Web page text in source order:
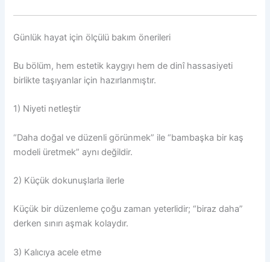
Günlük hayat için ölçülü bakım önerileri
Bu bölüm, hem estetik kaygıyı hem de dinî hassasiyeti
birlikte taşıyanlar için hazırlanmıştır.
1) Niyeti netleştir
“Daha doğal ve düzenli görünmek” ile “bambaşka bir kaş
modeli üretmek” aynı değildir.
2) Küçük dokunuşlarla ilerle
Küçük bir düzenleme çoğu zaman yeterlidir; “biraz daha”
derken sınırı aşmak kolaydır.
3) Kalıcıya acele etme